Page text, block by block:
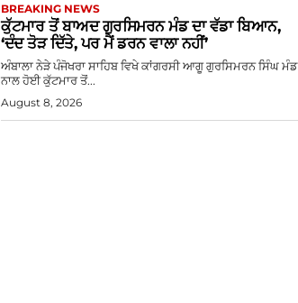
BREAKING NEWS
ਕੁੱਟਮਾਰ ਤੋਂ ਬਾਅਦ ਗੁਰਸਿਮਰਨ ਮੰਡ ਦਾ ਵੱਡਾ ਬਿਆਨ,
‘ਦੰਦ ਤੋੜ ਦਿੱਤੇ, ਪਰ ਮੈਂ ਡਰਨ ਵਾਲਾ ਨਹੀਂ’
ਅੰਬਾਲਾ ਨੇੜੇ ਪੰਜੋਖਰਾ ਸਾਹਿਬ ਵਿਖੇ ਕਾਂਗਰਸੀ ਆਗੂ ਗੁਰਸਿਮਰਨ ਸਿੰਘ ਮੰਡ
ਨਾਲ ਹੋਈ ਕੁੱਟਮਾਰ ਤੋਂ...
August 8, 2026